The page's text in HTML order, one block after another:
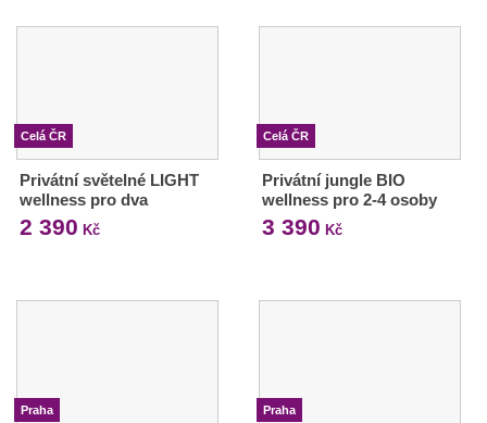
Celá ČR
Privátní světelné LIGHT
wellness pro dva
2 390 Kč
Celá ČR
Privátní jungle BIO
wellness pro 2-4 osoby
3 390 Kč
Praha Praha